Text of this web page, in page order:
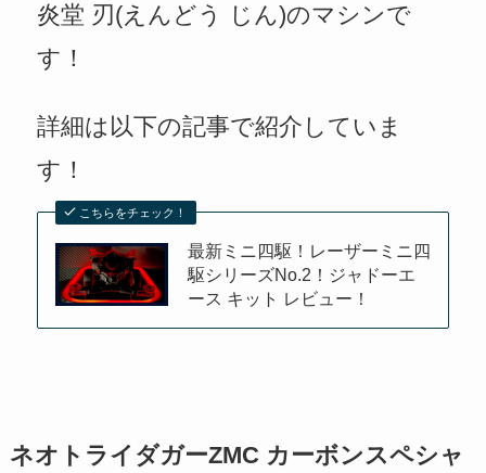
炎堂 刃(えんどう じん)のマシンで
す！
詳細は以下の記事で紹介していま
す！
こちらをチェック！
最新ミニ四駆！レーザーミニ四
駆シリーズNo.2！ジャドーエ
ース キット レビュー！
ネオトライダガーZMC カーボンスペシャ